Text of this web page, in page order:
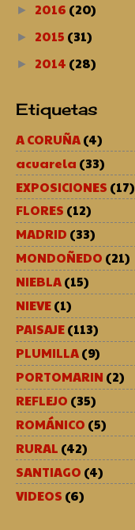
► 2016 (20)
► 2015 (31)
► 2014 (28)
Etiquetas
A CORUÑA(4)
acuarela (33)
EXPOSICIONES (17)
FLORES (12)
MADRID (33)
MONDOÑEDO (21)
NIEBLA(15)
NIEVE(1)
PAISAJE(113)
PLUMILLA(9)
PORTOMARIN (2)
REFLEJO (35)
ROMÁNICO (5)
RURAL (42)
SANTIAGO (4)
VIDEOS (6)